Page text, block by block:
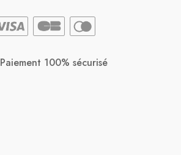
Paiement 100% sécurisé